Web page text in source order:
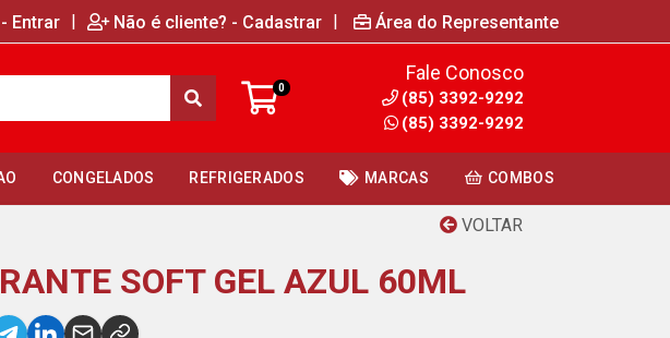
Entrar | Não é cliente? - Cadastrar | Área do Representante
0
Fale Conosco
(85) 3392-9292
(85) 3392-9292
CONGELADOS REFRIGERADOS MARCAS COMBOS
VOLTAR
SOFT GEL AZUL 60ML